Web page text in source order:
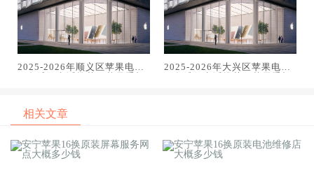
2025-2026年顺义区苹果电话
2025-2026年大兴区苹果电话
相关文章